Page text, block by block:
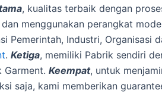
, kualitas terbaik dengan
menggunakan perangkat
Pemerintah, Industri, Organisasi
. Ketiga, memiliki Pabrik sendiri
Garment. Keempat, untuk
saja, kami memberikan